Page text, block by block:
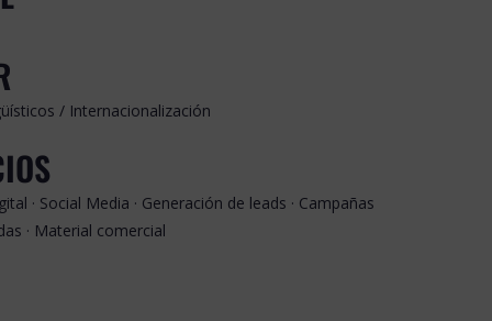
/ Internacionalización
· Social Media · Generación de leads · Campañas
· Material comercial